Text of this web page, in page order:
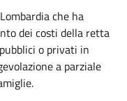
che ha
dei costi della retta
o privati in
a parziale